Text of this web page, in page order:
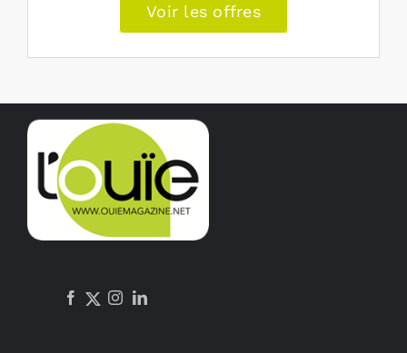
Voir les offres